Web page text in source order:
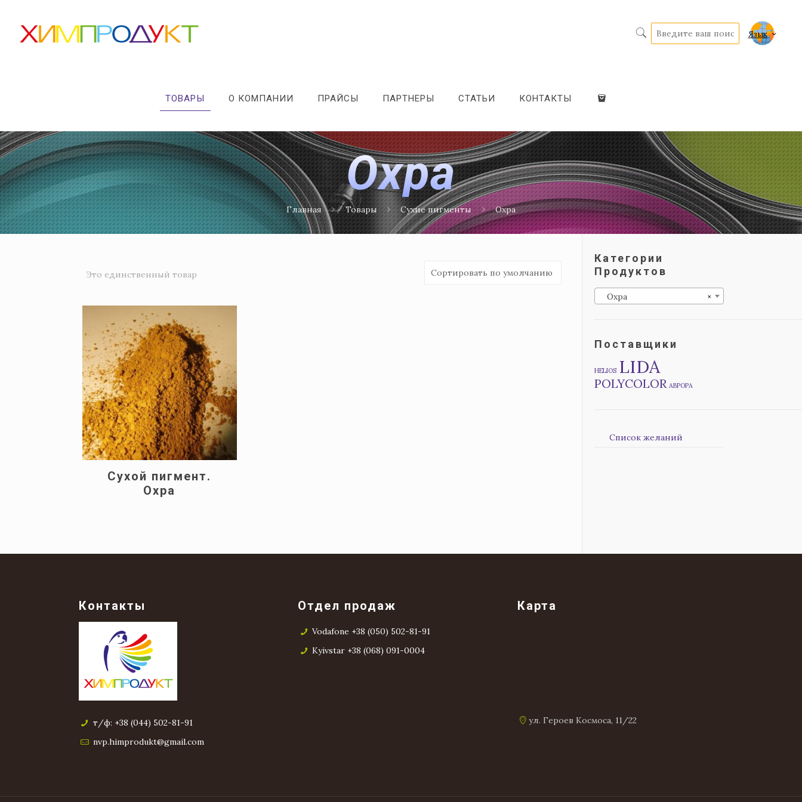
ТОВАРЫ О КОМПАНИИ ПРАЙСЫ ПАРТНЕРЫ СТАТЬИ КОНТАКТЫ
Язык
Охра
Главная Товары Сухие пигменты Охра
Это единственный товар
Сухой пигмент.
Охра
Категории
Продуктов
×
Охра
Поставщики
HELIOS LIDA
POLYCOLOR АВРОРА
Список желаний
Контакты
т/ф: +38 (044) 502-81-91
nvp.himprodukt@gmail.com
Отдел продаж
Vodafone +38 (050) 502-81-91
Kyivstar +38 (068) 091-0004
Карта
ул. Героев Космоса, 11/22